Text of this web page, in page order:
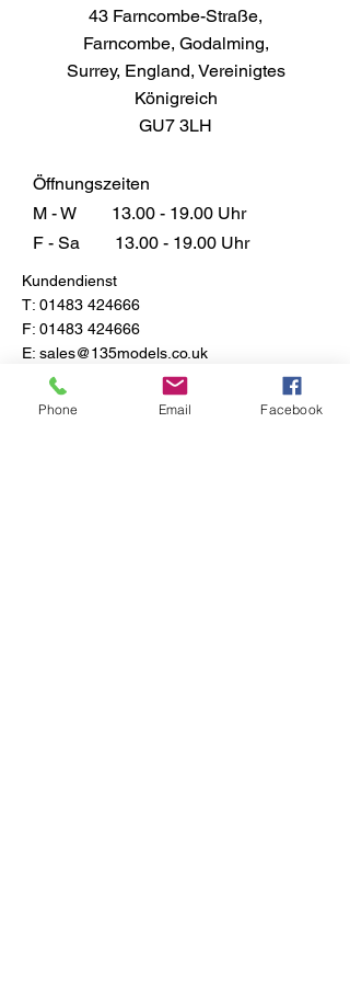
Kunststoffe, Holz, Glas, Keramik,
Metall, Pappe, versiegelter Gips
und versiegelte Hartfaserplatten.
Auch die meisten Anwendungen
im allgemeinen Heimwerker- und
immer eine kleine Testfläche aus,
um die Eignung zu überprüfen.
Anwendung
Aerosol-Spray. Mindestens 25
cm vom Untergrund entfernt
sprühen und gleichmäßig hin und
her sprühen.
Trockenzeit
43 Farncombe-Straße,
Farncombe, Godalming,
Surrey, England, Vereinigtes
Königreich
GU7 3LH
Öffnungszeiten
M - W
13.00 - 19.00 Uhr
F - Sa
13.00 - 19.00 Uhr
Kundendienst
T: 01483 424666
F: 01483 424666
E: sales@135models.co.uk
FAQ
Versand & Rücksendungen
Phone Email Facebook